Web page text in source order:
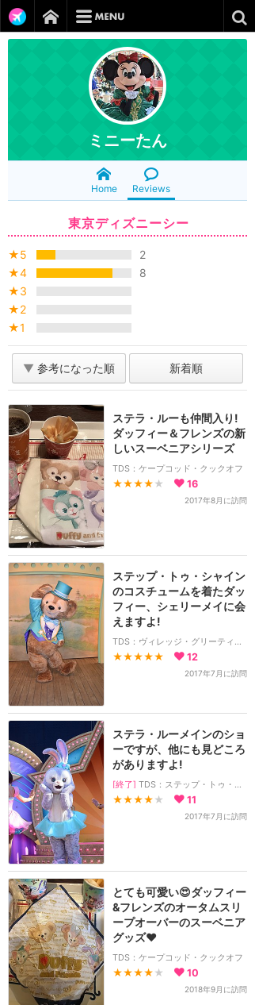
ミニーたん
Home Reviews
東京ディズニーシー
★5
2
★4
8
★3
★2
★1
▼ 参考になった順 新着順
ステラ・ルーも仲間入り!
ダッフィー＆フレンズの新
しいスーベニアシリーズ
TDS：ケープコッド・クックオフ
★★★★ ★ 16
2017年8月に訪問
ステップ・トゥ・シャイン
のコスチュームを着たダッ
フィー、シェリーメイに会
えますよ!
TDS：ヴィレッジ・グリーティングプレイス
★★★★★ 12
2017年7月に訪問
ステラ・ルーメインのショ
ーですが、他にも見どころ
がありますよ!
[終了] TDS：ステップ・トゥ・シャイン
★★★★ ★ 11
2017年7月に訪問
とても可愛い😍ダッフィー
&フレンズのオータムスリ
ープオーバーのスーベニア
グッズ❤️
TDS：ケープコッド・クックオフ
★★★★ ★ 10
2018年9月に訪問